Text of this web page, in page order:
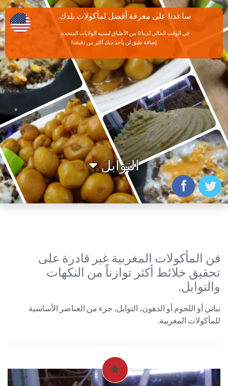
التوابل
فن المأكولات المغربية غير قادرة على
تحقيق خلائط أكثر توازناً من النكهات
والتوابل.
نباتي أو اللحوم أو الدهون، التوابل، جزء من العناصر الأساسية
للمأكولات المغربية.
ساعدنا على معرفة أفضل لمأكولات بلدك.
في الوقت الحالي لدينا 0 من الأطباق لنسبة الولايات المتحدة.
إضافة طبق لن يأخذ منك أكثر من دقيقة!